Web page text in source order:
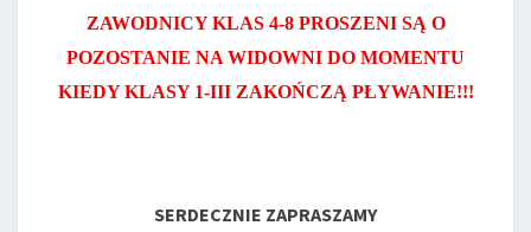
ZAWODNICY KLAS 4-8 PROSZENI SĄ O
POZOSTANIE NA WIDOWNI DO MOMENTU
KIEDY KLASY 1-III ZAKOŃCZĄ PŁYWANIE!!!
SERDECZNIE ZAPRASZAMY